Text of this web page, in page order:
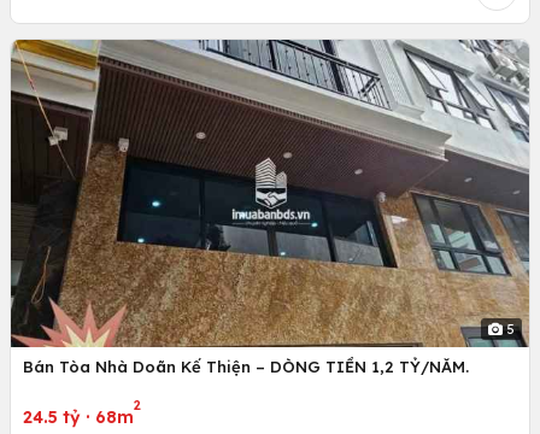
5
Bán Tòa Nhà Doãn Kế Thiện – DÒNG TIỀN 1,2 TỶ/NĂM.
24.5 tỷ · 68m
2